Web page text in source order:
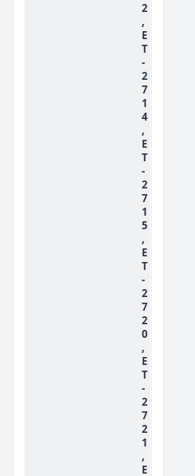
2
,
E
T
-
2
7
1
4
,
E
T
-
2
7
1
5
,
E
T
-
2
7
2
0
,
E
T
-
2
7
2
1
,
E